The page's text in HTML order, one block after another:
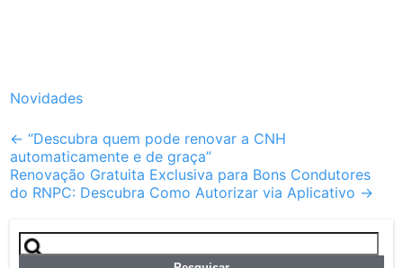
Novidades
Post
navigation
← “Descubra quem pode renovar a CNH
automaticamente e de graça”
Renovação Gratuita Exclusiva para Bons Condutores
do RNPC: Descubra Como Autorizar via Aplicativo →
Pesquisar
por: